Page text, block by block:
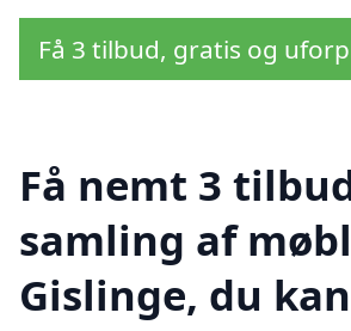
Få 3 tilbud, gratis og
Få nemt 3
samling af
Gislinge, du